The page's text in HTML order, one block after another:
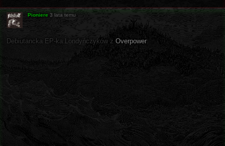
Pioniere 3 lata temu
Debiutancka EP-ka Londyńczyków z Overpower: